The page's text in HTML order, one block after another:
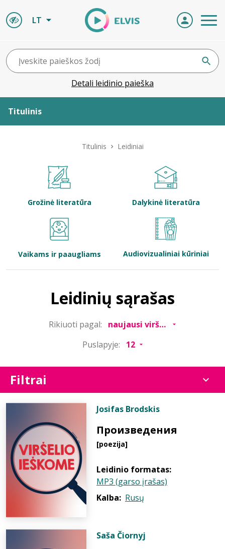
LT
Detali leidinio paieška
Titulinis
Bibliotekoms
Titulinis Leidiniai
Grožinė literatūra Dalykinė literatūra
Vaikams ir paaugliams Audiovizualiniai kūriniai
Leidinių sąrašas
Rikiuoti pagal:
Puslapyje:
Filtrai
Josifas Brodskis
Произведения
[poezija]
Leidinio formatas:
MP3 (garso įrašas)
Kalba: Rusų
Saša Čiornyj